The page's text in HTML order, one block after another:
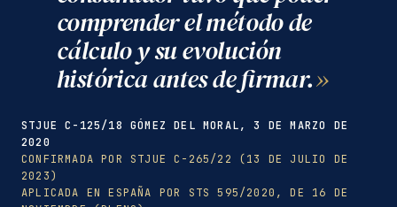
comprender el método de
cálculo y su evolución
histórica antes de firmar.
STJUE C-125/18 GÓMEZ DEL MORAL, 3 DE MARZO DE
2020
CONFIRMADA POR STJUE C-265/22 (13 DE JULIO DE
2023)
APLICADA EN ESPAÑA POR STS 595/2020, DE 16 DE